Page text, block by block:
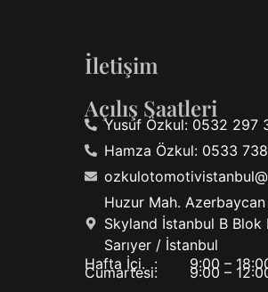
İletişim
Açılış Saatleri
Yusuf Özkul: 0532 297
Hamza Özkul: 0533
Huzur Mah.
Skyland İstanbul B Blok
Sarıyer / İstanbul
Hafta İçi. :
9:00 –
Cumartesi: 9:00 –